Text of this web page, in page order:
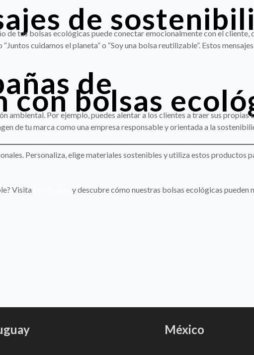
de
de tus bolsas ecológicas puede conectar emocionalmente con el cliente,
cuidamos el planeta” o “Soy una bolsa reutilizable”. Estos
de
bolsas
ambiental. Por ejemplo, puedes alentar a los clientes a traer sus propias
de tu marca como una empresa responsable y orientada a la
Personaliza, elige materiales sostenibles y utiliza estos productos
Visita
y descubre cómo nuestras bolsas ecológicas pueden
México